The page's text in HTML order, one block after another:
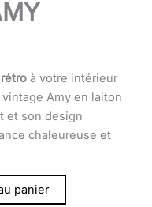
à votre intérieur
Amy en laiton
et son design
chaleureuse et
panier